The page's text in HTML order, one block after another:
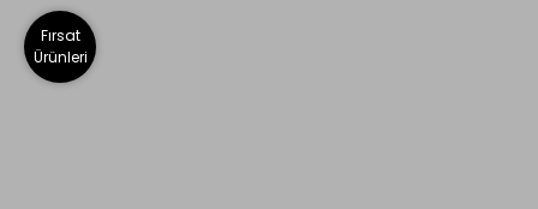
Fırsat
Ürünleri